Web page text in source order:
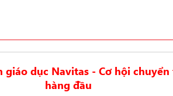
giáo dục Navitas - Cơ hội
hàng đầu